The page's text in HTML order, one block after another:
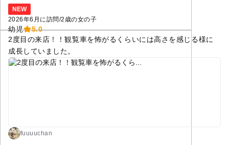
NEW
2026年6月に訪問/2歳の女の子
幼児
5.0
2度目の来店！！観覧車を怖がるくらいには高さを感じる様に
成長していました。
fuuuuchan